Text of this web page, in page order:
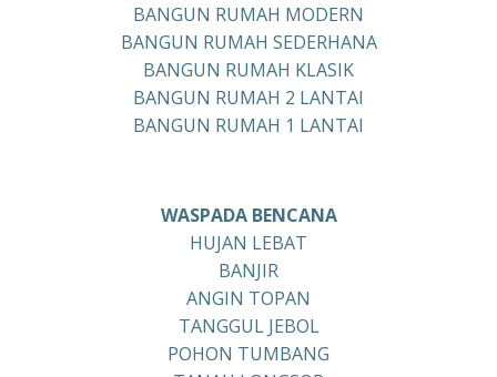
BANGUN RUMAH MODERN
BANGUN RUMAH SEDERHANA
BANGUN RUMAH KLASIK
BANGUN RUMAH 2 LANTAI
BANGUN RUMAH 1 LANTAI
WASPADA BENCANA
HUJAN LEBAT
BANJIR
ANGIN TOPAN
TANGGUL JEBOL
POHON TUMBANG